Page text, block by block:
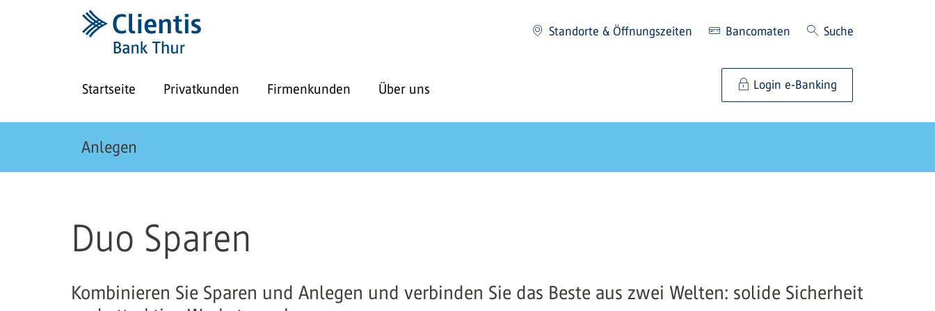
Standorte & Öffnungszeiten Bancomaten Suche
Startseite Privatkunden Firmenkunden Über uns Login e-Banking
Anlegen
Duo Sparen
Kombinieren Sie Sparen und Anlegen und verbinden Sie das Beste aus zwei Welten: solide Sicherheit